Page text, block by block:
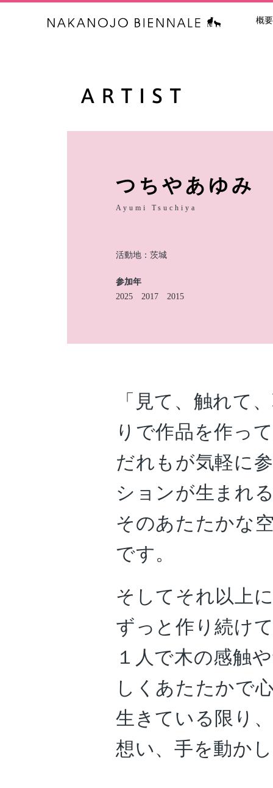
中之条ビエ
概要
つちやあゆみ
Ayumi Tsuchiya
活動地：茨城
参加年
2025
2017 2015
「見て、触れて
りで作品を作っ
だれもが気軽に
ションが生まれ
そのあたたかな
です。
そしてそれ以上
ずっと作り続け
１人で木の感触
しくあたたかで
生きている限り
想い、手を動か